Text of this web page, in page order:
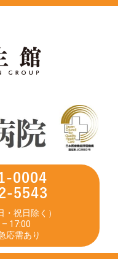
0004
5543
祝日除く）
– 17:00
応需あり